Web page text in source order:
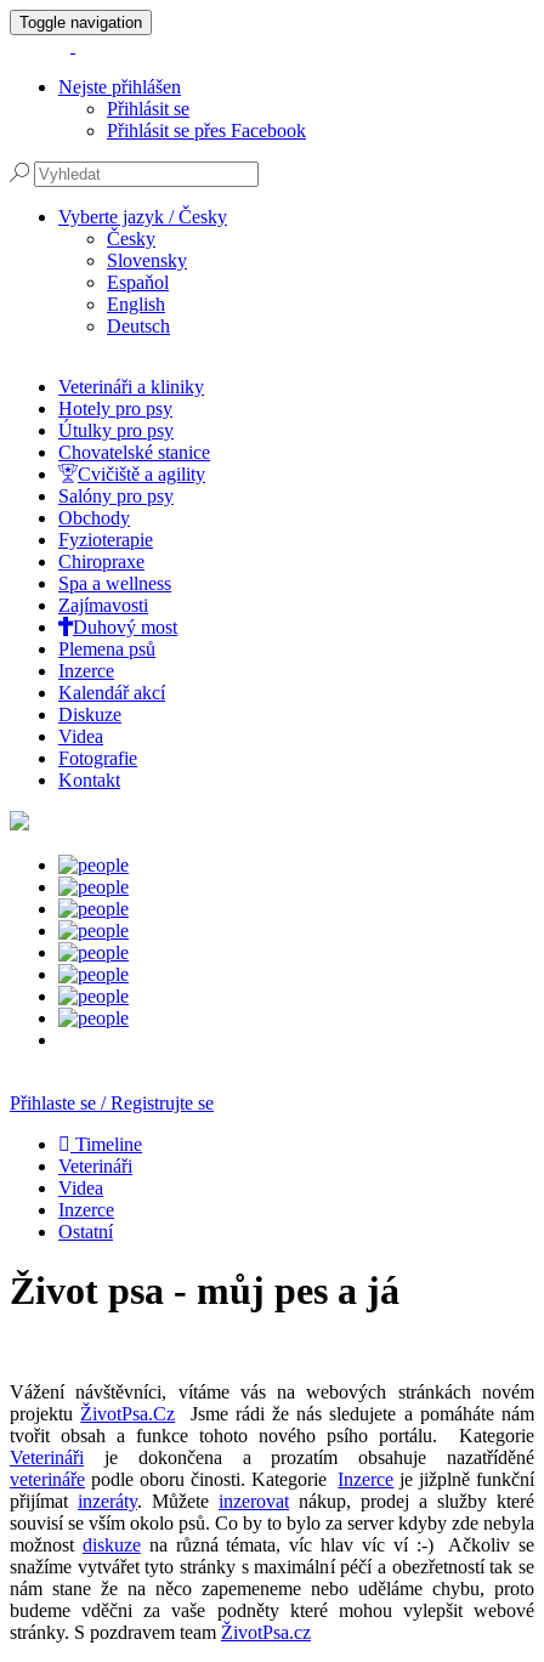
Toggle navigation
Nejste přihlášen
Přihlásit se
Přihlásit se přes Facebook
Vyberte jazyk / Česky
Česky
Slovensky
Espaňol
English
Deutsch
Veterináři a kliniky
Hotely pro psy
Útulky pro psy
Chovatelské stanice
Cvičiště a agility
Salóny pro psy
Obchody
Fyzioterapie
Chiropraxe
Spa a wellness
Zajímavosti
Duhový most
Plemena psů
Inzerce
Kalendář akcí
Diskuze
Videa
Fotografie
Kontakt
Přihlaste se / Registrujte se
Timeline
Veterináři
Videa
Inzerce
Ostatní
Život psa - můj pes a já
Vážení návštěvníci, vítáme vás na webových stránkách novém
projektu ŽivotPsa.Cz Jsme rádi že nás sledujete a pomáháte nám
tvořit obsah a funkce tohoto nového psího portálu. Kategorie
Veterináři je dokončena a prozatím obsahuje nazatříděné
veterináře podle oboru činosti. KategorieInzerce je jižplně funkční
přijímat inzeráty. Můžete inzerovat nákup, prodej a služby které
souvisí se vším okolo psů. Co by to bylo za server kdyby zde nebyla
možnost diskuzena různá témata, víc hlav víc ví :-) Ačkoliv se
snažíme vytvářet tyto stránky s maximální péčí a obezřetností tak se
nám stane že na něco zapemeneme nebo uděláme chybu, proto
budeme vděčni za vaše podněty které mohou vylepšit webové
stránky. S pozdravem team ŽivotPsa.cz